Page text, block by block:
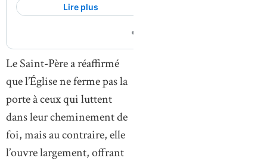
Le Saint-Père a réaffirmé
que l’Église ne ferme pas la
porte à ceux qui luttent
dans leur cheminement de
foi, mais au contraire, elle
l’ouvre largement, offrant